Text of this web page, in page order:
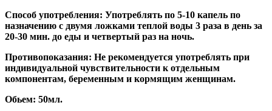
Способ употребления: Употреблять по 5-10 капель по
назначению с двумя ложками теплой воды 3 раза в день за
20-30 мин. до еды и четвертый раз на ночь.
Противопоказания: Не рекомендуется употреблять при
индивидуальной чувствительности к отдельным
компонентам, беременным и кормящим женщинам.
Обьем: 50мл.